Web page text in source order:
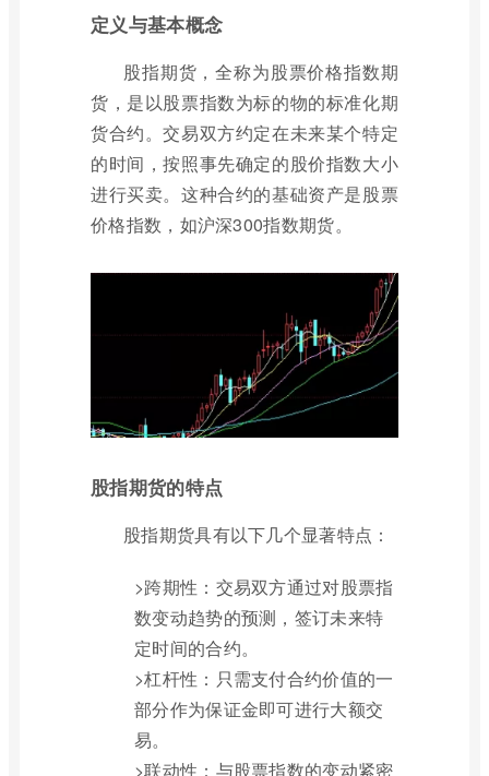
定义与基本概念
股指期货，全称为股票价格指数期
货，是以股票指数为标的物的标准化期
货合约。交易双方约定在未来某个特定
的时间，按照事先确定的股价指数大小
进行买卖。这种合约的基础资产是股票
价格指数，如沪深300指数期货。
股指期货的特点
股指期货具有以下几个显著特点：
>跨期性：交易双方通过对股票指
数变动趋势的预测，签订未来特
定时间的合约。
>杠杆性：只需支付合约价值的一
部分作为保证金即可进行大额交
易。
>联动性：与股票指数的变动紧密